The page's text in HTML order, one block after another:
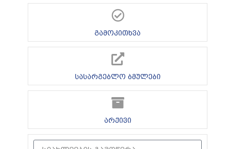
გამოკითხვა
სასარგებლო ბმულები
არქივი